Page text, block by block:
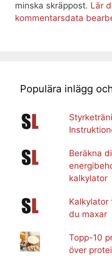
minska skräppost. Lär
kommentarsdata
Populära inlägg
Beräkna
kalkylator
Kalkylator
du maxar
Topp-10
över